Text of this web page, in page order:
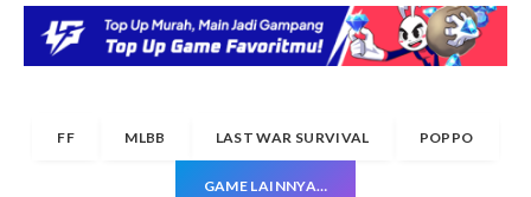
FF MLBB LAST WAR SURVIVAL POPPO
GAME LAINNYA…